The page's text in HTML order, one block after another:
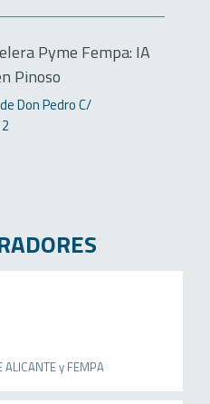
Pyme Fempa: IA
Pinoso
Don Pedro C/
y FEMPA